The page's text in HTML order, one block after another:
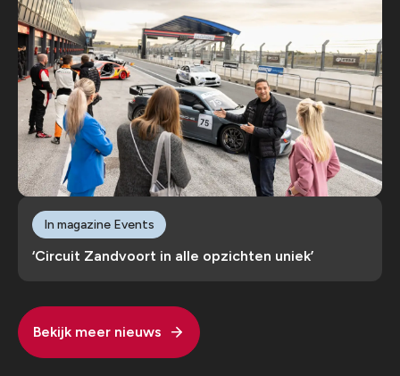
‘Circuit Zandvoort in alle opzichten uniek’
In magazine Events
Bekijk meer nieuws